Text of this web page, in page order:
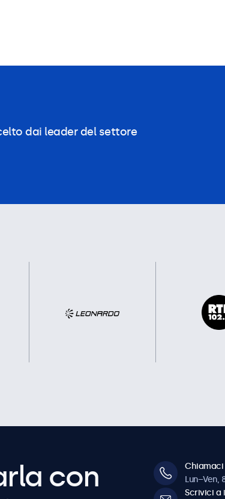
dai leader del settore
con
Chiamaci
Lun–Ven,
Scrivici a